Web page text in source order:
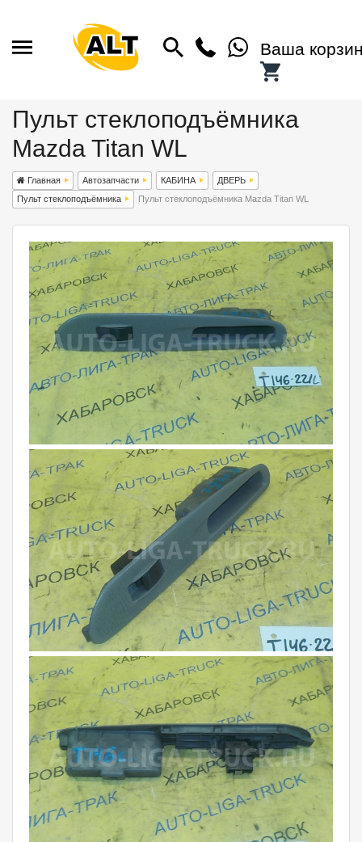
Ваша
Пульт стеклоподъёмника
Mazda Titan WL
Главная Автозапчасти КАБИНА
ДВЕРЬ
Пульт стеклоподъёмника
Пульт стеклоподъёмника Mazda Titan WL